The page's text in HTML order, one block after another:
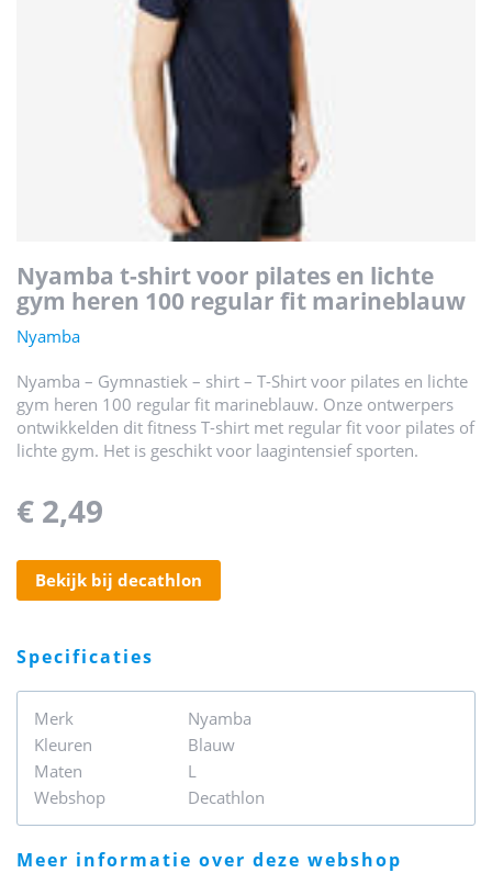
nyamba t-shirt voor pilates en lichte
gym heren 100 regular fit marineblauw
Nyamba
Nyamba – Gymnastiek – shirt – T-Shirt voor pilates en lichte
gym heren 100 regular fit marineblauw. Onze ontwerpers
ontwikkelden dit fitness T-shirt met regular fit voor pilates of
lichte gym. Het is geschikt voor laagintensief sporten.
€ 2,49
bekijk bij decathlon
specificaties
Merk
Nyamba
Kleuren
Blauw
Maten
L
Webshop
Decathlon
meer informatie over deze webshop